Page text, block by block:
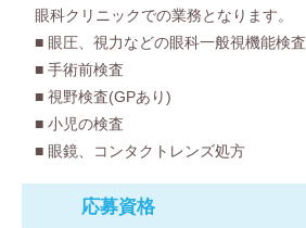
眼科クリニックでの業務となります。
■ 眼圧、視力などの眼科一般視機能検査
■ 手術前検査
■ 視野検査(GPあり)
■ 小児の検査
■ 眼鏡、コンタクトレンズ処方
応募資格